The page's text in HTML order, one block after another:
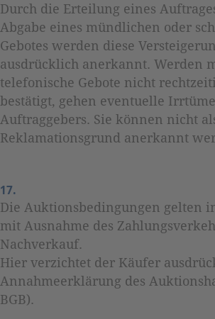
Durch die Erteilung eines
Abgabe eines mündlichen oder
Gebotes werden diese
ausdrücklich anerkannt. Werden
telefonische Gebote nicht
bestätigt, gehen eventuelle
Auftraggebers. Sie können nicht
Reklamationsgrund anerkannt
17.
Die Auktionsbedingungen gelten
mit Ausnahme des
Nachverkauf.
Hier verzichtet der Käufer
Annahmeerklärung des
BGB).